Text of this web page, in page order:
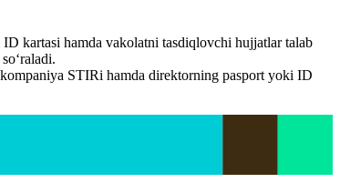
kartasi hamda vakolatni tasdiqlovchi hujjatlar talab
STIRi hamda direktorning pasport yoki ID